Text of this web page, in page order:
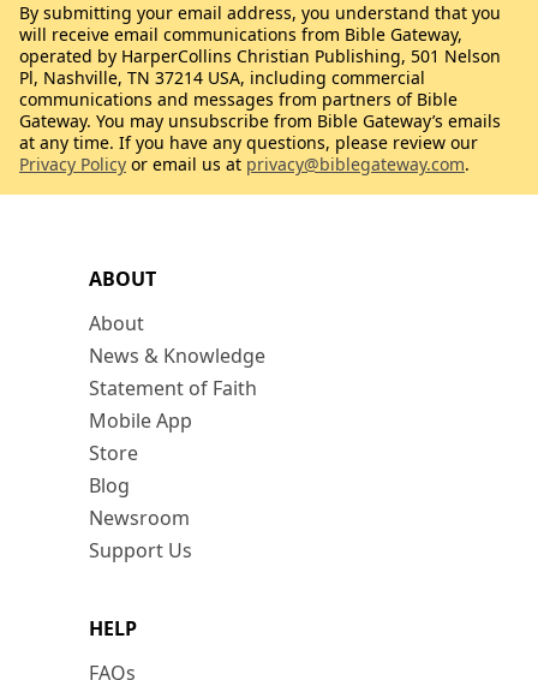
ABOUT
About
News & Knowledge
Statement of Faith
Mobile App
Store
Blog
Newsroom
Support Us
HELP
FAQs
By submitting your email address, you understand that you
will receive email communications from Bible Gateway,
operated by HarperCollins Christian Publishing, 501 Nelson
Pl, Nashville, TN 37214 USA, including commercial
communications and messages from partners of Bible
Gateway. You may unsubscribe from Bible Gateway’s emails
at any time. If you have any questions, please review our
Privacy Policy or email us at privacy@biblegateway.com.